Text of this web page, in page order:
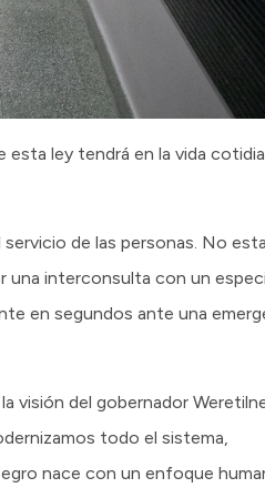
esta ley tendrá en la vida
de las personas. No
una interconsulta con un
en segundos ante una
visión del gobernador
todo el sistema,
nace con un enfoque